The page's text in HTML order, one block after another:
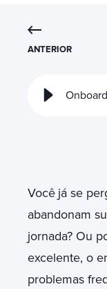
ANTERIOR
Você já se
abandonam
jornada? Ou
excelente, o
problemas